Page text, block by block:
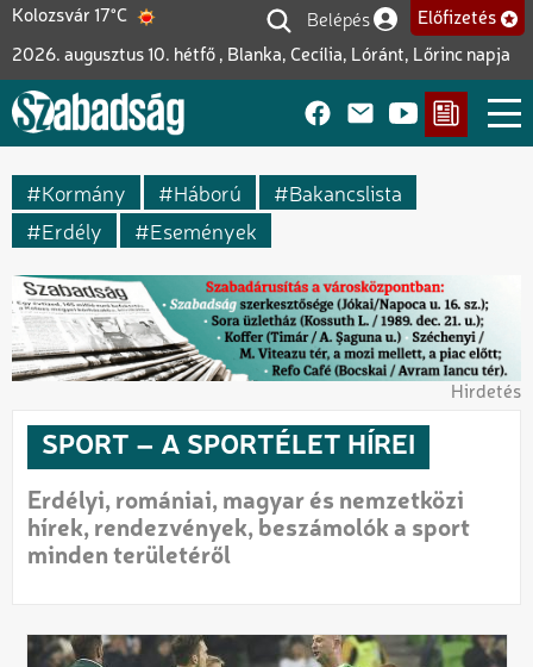
Ugrás
tartalomra
Kolozsvár 17°C
2026. augusztus 10. hétfő , Blanka, Cecília, Lóránt, Lőrinc napja
Felhasználói fiók
Belépés Előfizetés
Kormány Háború
Bakancslista
Erdély
Események
Hirdetés
SPORT – A SPORTÉLET HÍREI
Erdélyi, romániai, magyar és nemzetközi
hírek, rendezvények, beszámolók a sport
minden területéről